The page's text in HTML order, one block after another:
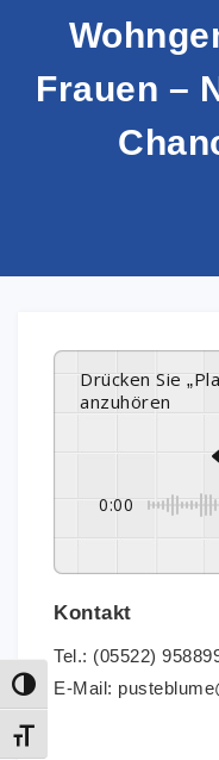
Umschalten auf hohe
Schrift vergrößern
Frauen –
Drücken Sie „Play“, um diesen Inhalt
anzuhören
0:00
Kontakt
Tel.: (05522)
E-Mail: